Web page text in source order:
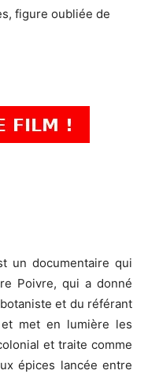
figure oubliée de
un documentaire qui
Poivre, qui a donné
et du référant
met en lumière les
et traite comme
épices lancée entre